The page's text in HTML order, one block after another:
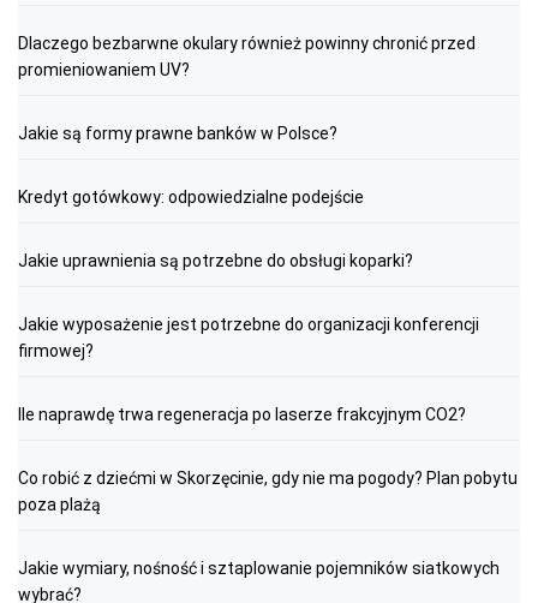
Dlaczego bezbarwne okulary również powinny chronić przed
promieniowaniem UV?
Jakie są formy prawne banków w Polsce?
Kredyt gotówkowy: odpowiedzialne podejście
Jakie uprawnienia są potrzebne do obsługi koparki?
Jakie wyposażenie jest potrzebne do organizacji konferencji
firmowej?
Ile naprawdę trwa regeneracja po laserze frakcyjnym CO2?
Co robić z dziećmi w Skorzęcinie, gdy nie ma pogody? Plan pobytu
poza plażą
Jakie wymiary, nośność i sztaplowanie pojemników siatkowych
wybrać?